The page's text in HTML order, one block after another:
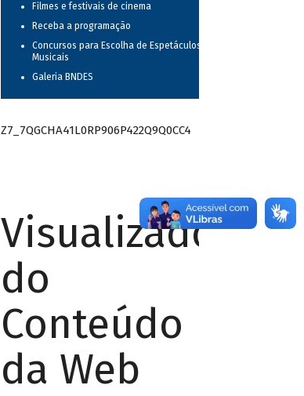
Filmes e festivais de cinema
Receba a programação
Concursos para Escolha de Espetáculos
Musicais
Galeria BNDES
Z7_7QGCHA41L0RP906P422Q9Q0CC4
Visualizador
do
Conteúdo
da Web